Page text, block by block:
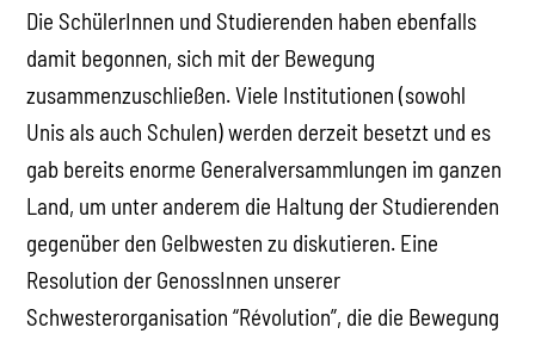
Die SchülerInnen und Studierenden haben ebenfalls
damit begonnen, sich mit der Bewegung
zusammenzuschließen. Viele Institutionen (sowohl
Unis als auch Schulen) werden derzeit besetzt und es
gab bereits enorme Generalversammlungen im ganzen
Land, um unter anderem die Haltung der Studierenden
gegenüber den Gelbwesten zu diskutieren. Eine
Resolution der GenossInnen unserer
Schwesterorganisation “Révolution”, die die Bewegung